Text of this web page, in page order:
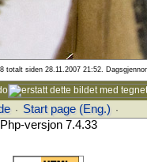
totalt siden 28.11.2007 21:52.
· Start page (Eng.) ·
Php-versjon 7.4.33